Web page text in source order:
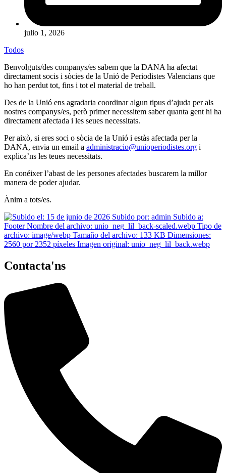
julio 1, 2026
Todos
Benvolguts/des companys/es sabem que la DANA ha afectat
directament socis i sòcies de la Unió de Periodistes Valencians que
ho han perdut tot, fins i tot el material de treball.
Des de la Unió ens agradaria coordinar algun tipus d’ajuda per als
nostres companys/es, però primer necessitem saber quanta gent hi ha
directament afectada i les seues necessitats.
Per això, si eres soci o sòcia de la Unió i estàs afectada per la
DANA, envia un email a administracio@unioperiodistes.org i
explica’ns les teues necessitats.
En conéixer l’abast de les persones afectades buscarem la millor
manera de poder ajudar.
Ànim a tots/es.
Contacta'ns